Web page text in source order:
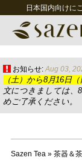
日本国内向けに
お知らせ: Aug 03,
（土）から8月16日
文につきましては、
めご了承ください。
Sazen Tea» 茶器＆